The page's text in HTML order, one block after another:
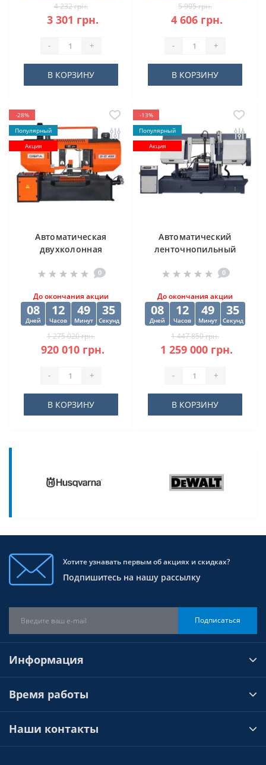
4 232 грн.
3 301 грн.
- +
В КОРЗИНУ
5 905 грн.
4 606 грн.
- +
В КОРЗИНУ
-28%
Популярный
Акция
Автоматическая
двухколонная
DISPA MAKINA D-O
0
До окончания акции
08
Дней
12
Часов
49
Минут
34
Секунд
1 275 020 грн.
920 010 грн.
- +
В КОРЗИНУ
-13%
Популярный
Акция
Автоматический
ленточнопильный
500SA
0
До окончания акции
08
Дней
12
Часов
49
Минут
34
Секунд
1 447 850 грн.
1 259 000 грн.
- +
В КОРЗИНУ
Хотите узнавать первым об акциях и скидках?
Подпишитесь на нашу рассылку
Подписаться
Информация
Время работы
Наши контакты